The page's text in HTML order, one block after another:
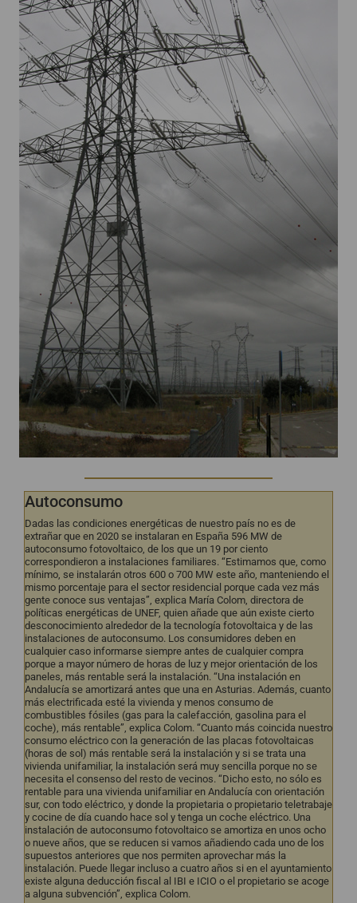
Autoconsumo
Dadas las condiciones energéticas de nuestro país no es de
extrañar que en 2020 se instalaran en España 596 MW de
autoconsumo fotovoltaico, de los que un 19 por ciento
correspondieron a instalaciones familiares. “Estimamos que, como
mínimo, se instalarán otros 600 o 700 MW este año, manteniendo el
mismo porcentaje para el sector residencial porque cada vez más
gente conoce sus ventajas”, explica María Colom, directora de
políticas energéticas de UNEF, quien añade que aún existe cierto
desconocimiento alrededor de la tecnología fotovoltaica y de las
instalaciones de autoconsumo. Los consumidores deben en
cualquier caso informarse siempre antes de cualquier compra
porque a mayor número de horas de luz y mejor orientación de los
paneles, más rentable será la instalación. “Una instalación en
Andalucía se amortizará antes que una en Asturias. Además, cuanto
más electrificada esté la vivienda y menos consumo de
combustibles fósiles (gas para la calefacción, gasolina para el
coche), más rentable”, explica Colom. “Cuanto más coincida nuestro
consumo eléctrico con la generación de las placas fotovoltaicas
(horas de sol) más rentable será la instalación y si se trata una
vivienda unifamiliar, la instalación será muy sencilla porque no se
necesita el consenso del resto de vecinos. “Dicho esto, no sólo es
rentable para una vivienda unifamiliar en Andalucía con orientación
sur, con todo eléctrico, y donde la propietaria o propietario teletrabaje
y cocine de día cuando hace sol y tenga un coche eléctrico. Una
instalación de autoconsumo fotovoltaico se amortiza en unos ocho
o nueve años, que se reducen si vamos añadiendo cada uno de los
supuestos anteriores que nos permiten aprovechar más la
instalación. Puede llegar incluso a cuatro años si en el ayuntamiento
existe alguna deducción fiscal al IBI e ICIO o el propietario se acoge
a alguna subvención”, explica Colom.